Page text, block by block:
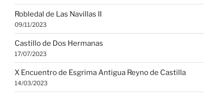
Robledal de Las Navillas II
09/11/2023
Castillo de Dos Hermanas
17/07/2023
X Encuentro de Esgrima Antigua Reyno de Castilla
14/03/2023